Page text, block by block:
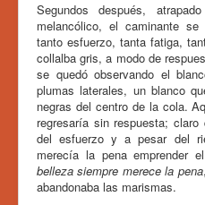
Segundos después,
melancólico, el caminante
tanto esfuerzo, tanta fatiga,
collalba gris, a modo de
se quedó observando el
plumas laterales, un blanco
negras del centro de la cola.
regresaría sin respuesta;
del esfuerzo y a pesar del
merecía la pena emprender
belleza siempre merece la pena
abandonaba las marismas.